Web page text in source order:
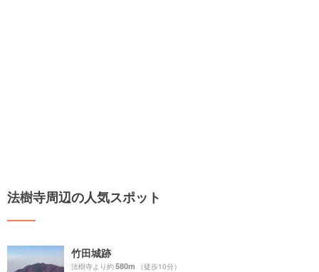
法樹寺周辺の人気スポット
竹田城跡
法樹寺より約580m （徒歩10分）